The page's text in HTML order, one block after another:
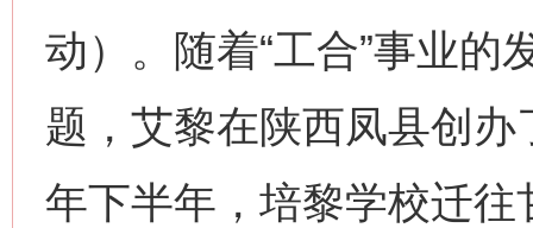
动）。随着“工合”事业的
题，艾黎在陕西凤县创
年下半年，培黎学校迁往